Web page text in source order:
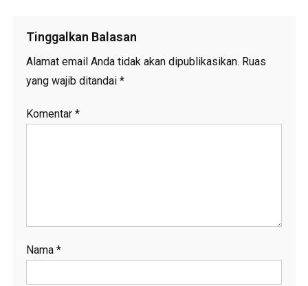
Tinggalkan Balasan
Alamat email Anda tidak akan dipublikasikan. Ruas
yang wajib ditandai *
Komentar *
Nama *